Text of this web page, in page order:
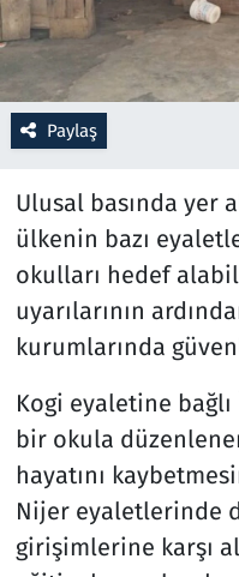
Paylaş
Ulusal basında yer
ülkenin bazı
okulları hedef
uyarılarının
kurumlarında
Kogi eyaletine
bir okula
hayatını
Nijer eyaletlerinde
girişimlerine karşı
Rüya Tabirleri
Sağlık
Savunma Sanayi
Seçim 2023
Spor
Teknoloji ve Bilim
Televizyon